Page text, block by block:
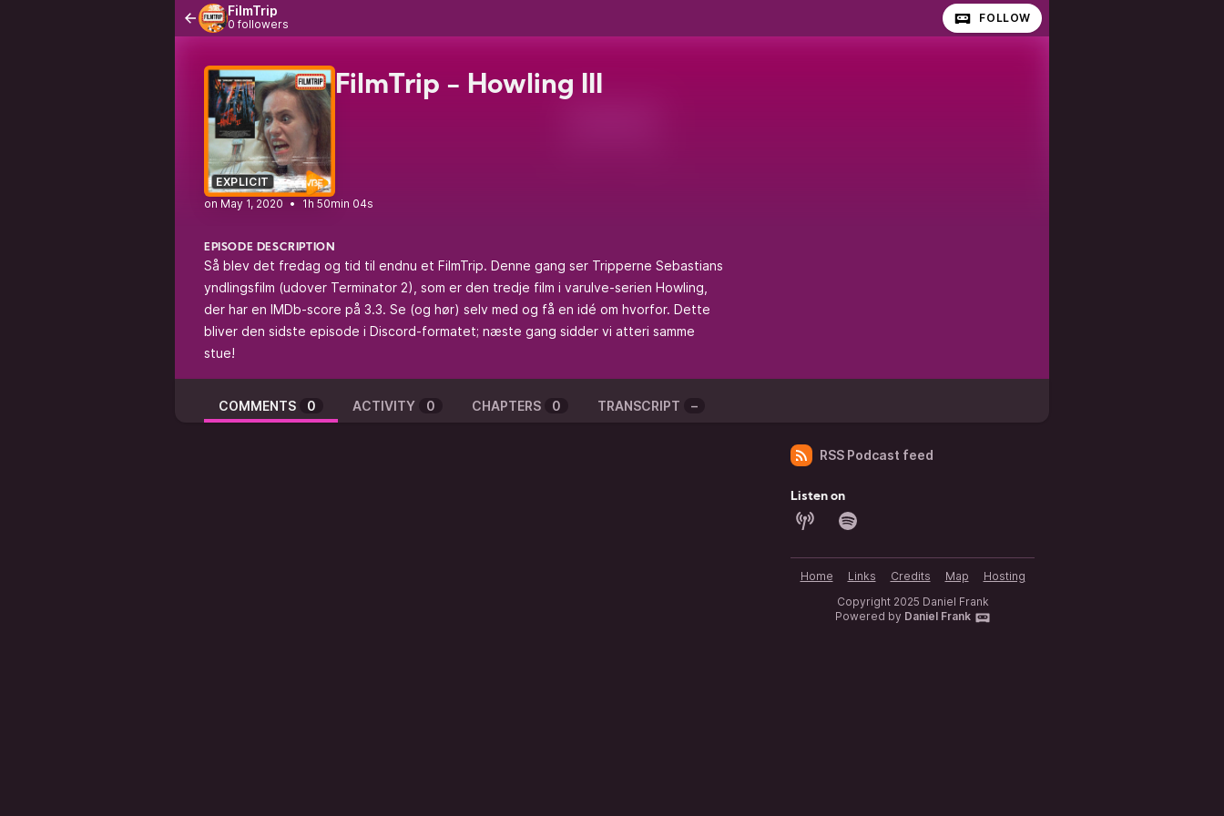
FilmTrip
0 followers FOLLOW
EXPLICIT
FilmTrip - Howling III
• 1h 50min 04s
EPISODE DESCRIPTION
Så blev det fredag og tid til endnu et FilmTrip. Denne gang ser Tripperne Sebastians
yndlingsfilm (udover Terminator 2), som er den tredje film i varulve-serien Howling,
der har en IMDb-score på 3.3. Se (og hør) selv med og få en idé om hvorfor. Dette
bliver den sidste episode i Discord-formatet; næste gang sidder vi atteri samme
stue!
COMMENTS 0 ACTIVITY 0 CHAPTERS 0 TRANSCRIPT –
RSS Podcast feed
Listen on
Home Links Credits Map
Hosting
Copyright 2025 Daniel Frank
Powered by Daniel Frank